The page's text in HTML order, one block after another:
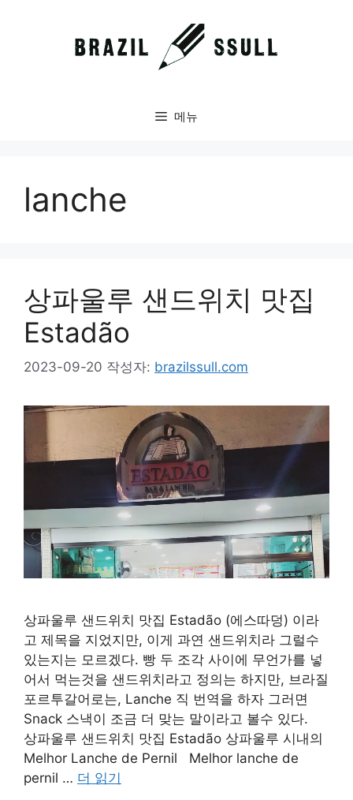
메뉴
lanche
상파울루 샌드위치 맛집
Estadão
2023-09-20 작성자: brazilssull.com
상파울루 샌드위치 맛집 Estadão (에스따덩) 이라
고 제목을 지었지만, 이게 과연 샌드위치라 그럴수
있는지는 모르겠다. 빵 두 조각 사이에 무언가를 넣
어서 먹는것을 샌드위치라고 정의는 하지만, 브라질
포르투갈어로는, Lanche 직 번역을 하자 그러면
Snack 스낵이 조금 더 맞는 말이라고 볼수 있다.
상파울루 샌드위치 맛집 Estadão 상파울루 시내의
Melhor Lanche de Pernil Melhor lanche de
pernil … 더 읽기